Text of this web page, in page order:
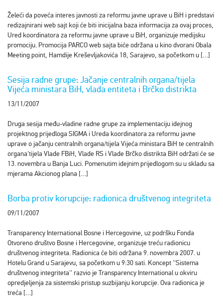
Želeći da poveća interes javnosti za reformu javne uprave u BiH i predstavi
redizajnirani web sajt koji će biti inicijalna baza informacija za ovaj proces,
Ured koordinatora za reformu javne uprave u BiH, organizuje medijsku
promociju. Promocija PARCO web sajta biće održana u kino dvorani Obala
Meeting point, Hamdije Kreševljakovića 18, Sarajevo, sa početkom u […]
Sesija radne grupe: Jačanje centralnih organa/tijela
Vijeća ministara BiH, vlada entiteta i Brčko distrikta
13/11/2007
Druga sesija među-vladine radne grupe za implementaciju idejnog
projektnog prijedloga SIGMA i Ureda koordinatora za reformu javne
uprave o jačanju centralnih organa/tijela Vijeća ministara BiH te centralnih
organa'tijela Vlade FBiH, Vlade RS i Vlade Brčko distrikta BiH održati će se
13. novembra u Banja Luci. Pomenutim idejnim prijedlogom su u skladu sa
mjerama Akcionog plana […]
Borba protiv korupcije: radionica društvenog integriteta
09/11/2007
Transparency International Bosne i Hercegovine, uz podršku Fonda
Otvoreno društvo Bosne i Hercegovine, organizuje treću radionicu
društvenog integriteta. Radionica će biti održana 9. novembra 2007. u
Hotelu Grand u Sarajevu, sa početkom u 9:30 sati. Koncept ''Sistema
društvenog integriteta'' razvio je Transparency International u okviru
opredjeljenja za sistemski pristup suzbijanju korupcije. Ova radionica je
treća […]